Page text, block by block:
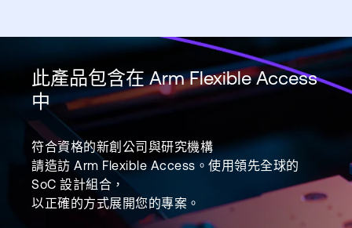
此產品包含在 Arm Flexible Access
中
符合資格的新創公司與研究機構
請造訪 Arm Flexible Access。使用領先全球的
SoC 設計組合，
以正確的方式展開您的專案。